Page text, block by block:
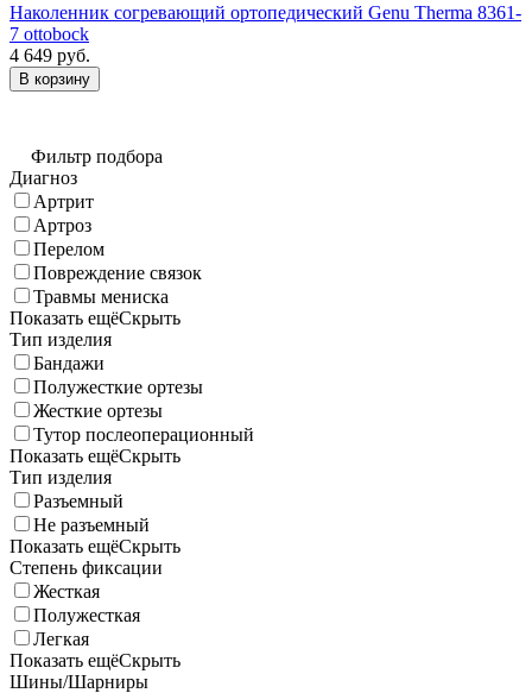
Наколенник согревающий ортопедический Genu Therma 8361-
7 ottobock
4 649 руб.
В корзину
Фильтр подбора
Диагноз
Артрит
Артроз
Перелом
Повреждение связок
Травмы мениска
Показать ещёСкрыть
Тип изделия
Бандажи
Полужесткие ортезы
Жесткие ортезы
Тутор послеоперационный
Показать ещёСкрыть
Тип изделия
Разъемный
Не разъемный
Показать ещёСкрыть
Степень фиксации
Жесткая
Полужесткая
Легкая
Показать ещёСкрыть
Шины/Шарниры